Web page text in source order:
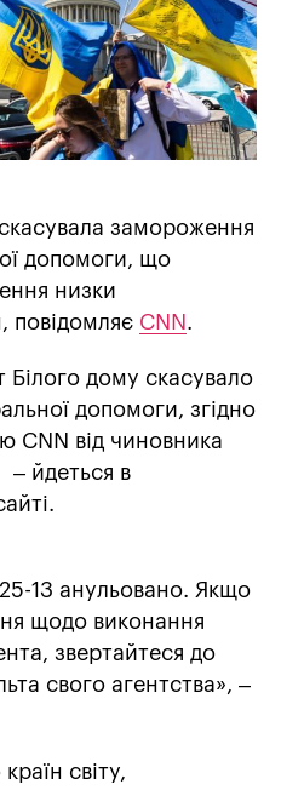
замороження
допомоги, що
низки
повідомляє CNN .
Білого дому скасувало
допомоги, згідно
CNN від чиновника
– йдеться в
13 анульовано. Якщо
щодо виконання
звертайтеся до
свого агентства», –
світу,